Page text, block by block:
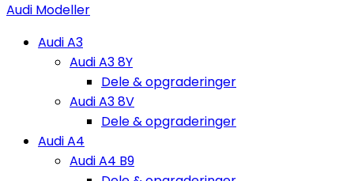
Audi Modeller
Audi A3
Audi A3 8Y
Dele & opgraderinger
Audi A3 8V
Dele & opgraderinger
Audi A4
Audi A4 B9